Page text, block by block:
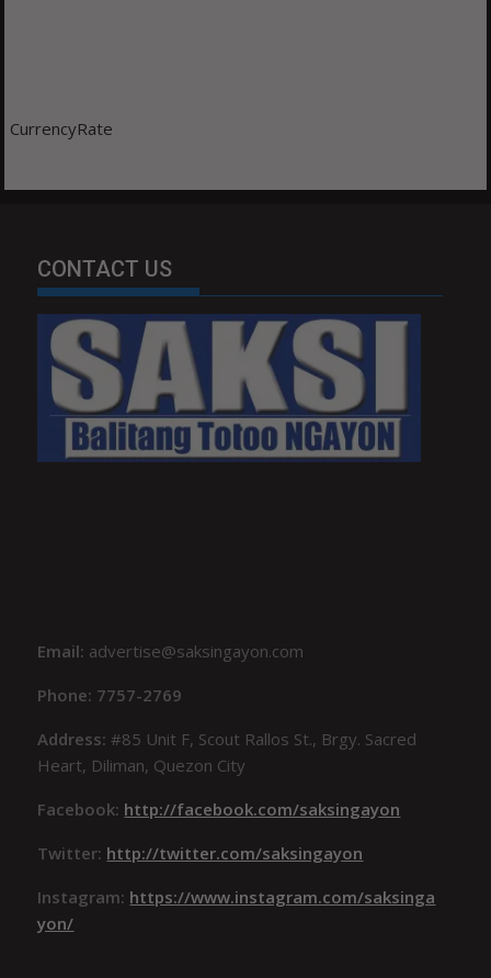
CurrencyRate
CONTACT US
Email: advertise@saksingayon.com
Phone: 7757-2769
Address:#85 Unit F, Scout Rallos St., Brgy. Sacred
Heart, Diliman, Quezon City
Facebook: http://facebook.com/saksingayon
Twitter: http://twitter.com/saksingayon
Instagram: https://www.instagram.com/saksinga
yon/